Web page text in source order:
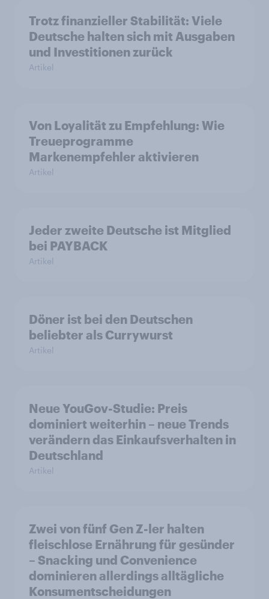
Trotz finanzieller Stabilität: Viele
Deutsche halten sich mit Ausgaben
und Investitionen zurück
Artikel
Von Loyalität zu Empfehlung: Wie
Treueprogramme
Markenempfehler aktivieren
Artikel
Jeder zweite Deutsche ist Mitglied
bei PAYBACK
Artikel
Döner ist bei den Deutschen
beliebter als Currywurst
Artikel
Neue YouGov-Studie: Preis
dominiert weiterhin – neue Trends
verändern das Einkaufsverhalten in
Deutschland
Artikel
Zwei von fünf Gen Z-ler halten
fleischlose Ernährung für gesünder
– Snacking und Convenience
dominieren allerdings alltägliche
Konsumentscheidungen